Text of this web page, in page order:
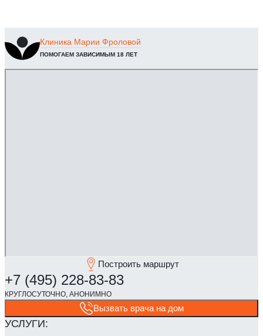
Клиника Марии Фроловой
ПОМОГАЕМ ЗАВИСИМЫМ 18 ЛЕТ
Построить маршрут
Вызвать врача на дом